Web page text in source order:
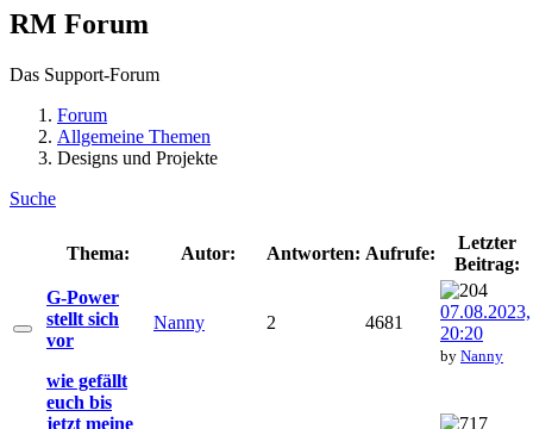
RM Forum
Das Support-Forum
Forum
Allgemeine Themen
Designs und Projekte
Suche
Thema: Autor: Antworten: Aufrufe:
Letzter
Beitrag:
G-Power
stellt sich
vor
Nanny 2 4681
07.08.2023,
20:20
by Nanny
wie gefällt
euch bis
jetzt meine